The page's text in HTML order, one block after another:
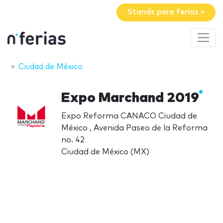
Stands para ferias »
Ciudad de México
Expo Marchand 2019
Expo Reforma CANACO Ciudad de
México , Avenida Paseo de la Reforma
no. 42
Ciudad de México (MX)